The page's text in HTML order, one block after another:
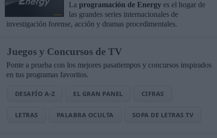
La programación de Energy es el hogar de
las grandes series internacionales de
investigación forense, acción y dramas procedimentales.
Juegos y Concursos de TV
Ponte a prueba con los mejores pasatiempos y concursos inspirados
en tus programas favoritos.
DESAFÍO A-Z EL GRAN PANEL CIFRAS
LETRAS PALABRA OCULTA SOPA DE LETRAS TV